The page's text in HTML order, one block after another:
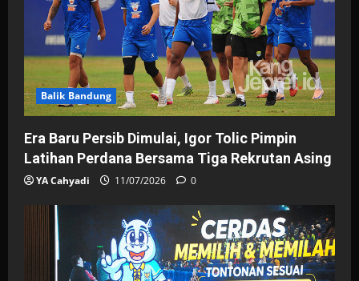
Balik Bandung
Era Baru Persib Dimulai, Igor Tolic Pimpin
Latihan Perdana Bersama Tiga Rekrutan Asing
YA Cahyadi 11/07/2026 0